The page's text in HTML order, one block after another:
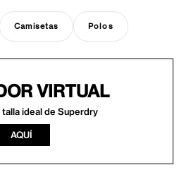
Camisetas Polos
VIRTUAL
ideal de Superdry
AQUÍ